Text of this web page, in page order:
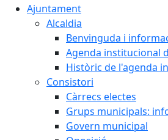
Ajuntament
Alcaldia
Benvinguda i
Agenda institucional
Històric de l'agenda
Consistori
Càrrecs electes
Grups municipals:
Govern municipal